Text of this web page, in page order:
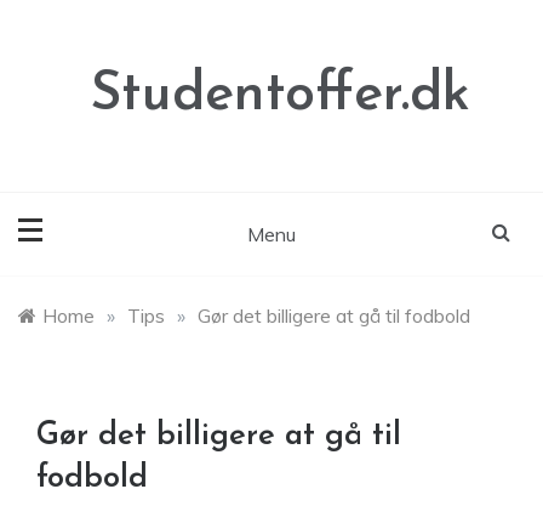
Studentoffer.dk
Menu
Home » Tips » Gør det billigere at gå til fodbold
Gør det billigere at gå til
fodbold